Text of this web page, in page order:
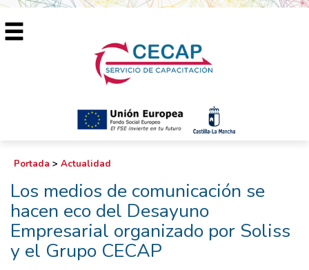
Portada > Actualidad
Los medios de comunicación se
hacen eco del Desayuno
Empresarial organizado por Soliss
y el Grupo CECAP